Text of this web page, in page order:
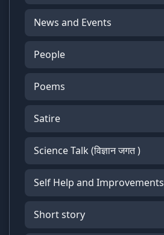
News and Events
People
Poems
Satire
Science Talk (विज्ञान जगत )
Self Help and Improvements
Short story